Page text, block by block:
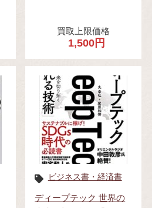
買取上限価格
1,500円
ビジネス書・経済書
ディープテック 世界の